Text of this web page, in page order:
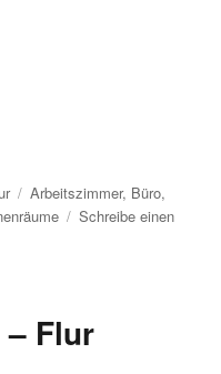
Schlagwörter
Arbeitszimmer, Büro,
Schreibe einen
Flur